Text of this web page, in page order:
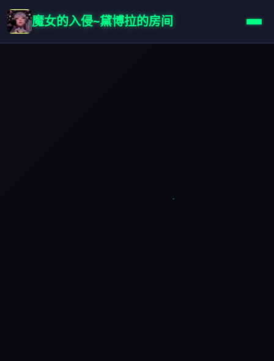
魔女的入侵~黛博拉的房间